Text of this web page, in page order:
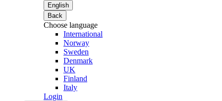
English
Back
Choose language
International
Norway
Sweden
Denmark
UK
Finland
Italy
Login